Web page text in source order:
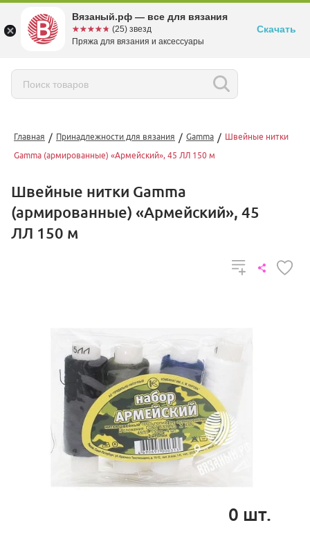
Главная / Принадлежности для вязания / Gamma / Швейные нитки
Gamma (армированные) «Армейский», 45 ЛЛ 150 м
Швейные нитки Gamma
(армированные) «Армейский», 45
ЛЛ 150 м
0 шт.
Вязаный.рф — все для вязания
☆☆☆☆☆
★★★★★ (25) звезд
Пряжа для вязания и аксессуары
Скачать